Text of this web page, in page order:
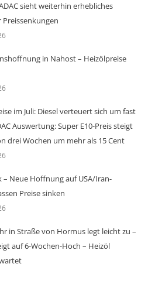
sieht weiterhin erhebliches
Preissenkungen
in Nahost – Heizölpreise
im Juli: Diesel verteuert sich um fast
Auswertung: Super E10-Preis steigt
drei Wochen um mehr als 15 Cent
– Neue Hoffnung auf USA/Iran-
Preise sinken
in Straße von Hormus legt leicht zu –
auf 6-Wochen-Hoch – Heizöl